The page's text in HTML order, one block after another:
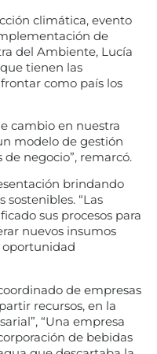
climática, evento
de
del Ambiente, Lucía
tienen las
como país los
cambio en nuestra
modelo de gestión
de negocio”, remarcó.
brindando
“Las
sus procesos para
nuevos insumos
oportunidad
de empresas
recursos, en la
“Una empresa
de bebidas